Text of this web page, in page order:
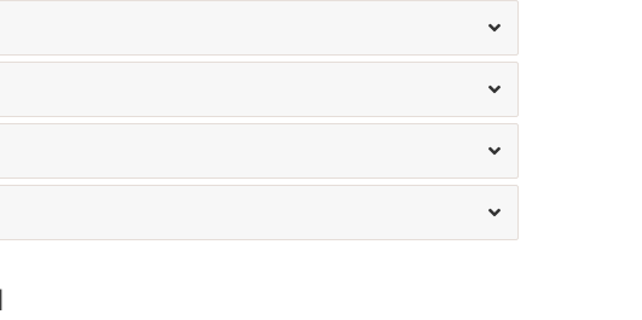
у поєднанні із золотими мотивами,
— це справжній витвір мистецтва, на
значення яких залишається
для ворожіння, створений та